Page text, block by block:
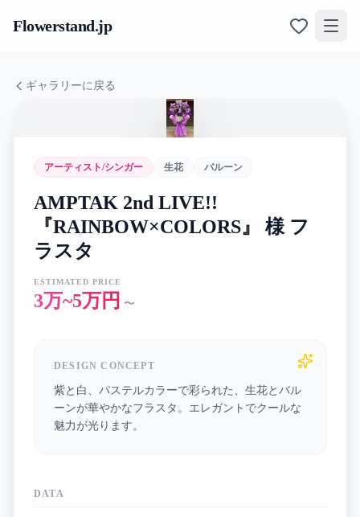
Flowerstand.jp
ギャラリーに戻る
アーティスト/シンガー 生花 バルーン
AMPTAK 2nd LIVE!!
『RAINBOW×COLORS』 様 フ
ラスタ
ESTIMATED PRICE
3万~5万円 〜
DESIGN CONCEPT
紫と白、パステルカラーで彩られた、生花とバル
ーンが華やかなフラスタ。エレガントでクールな
魅力が光ります。
DATA